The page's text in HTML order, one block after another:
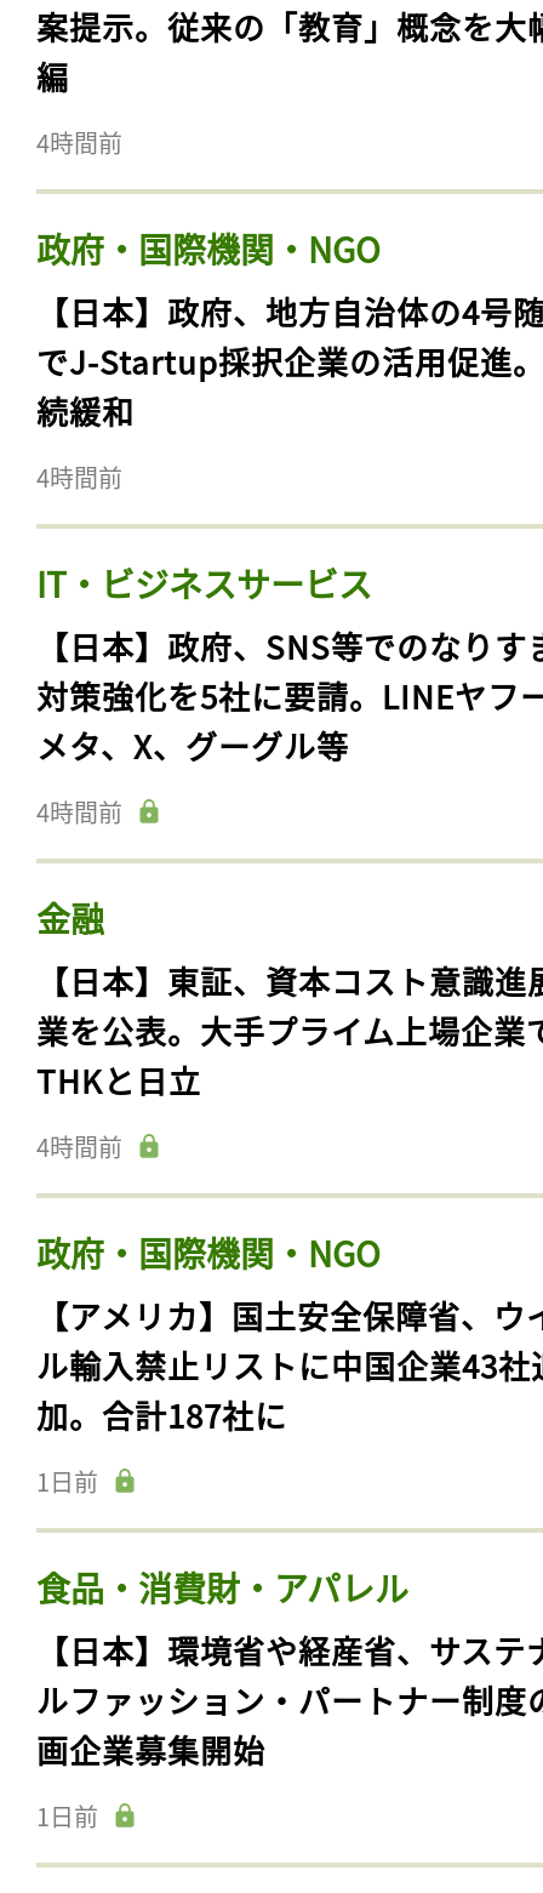
案提示。従来の「教育」概念を大
編
4時間前
政府・国際機関・NGO
【日本】政府、地方自治体の4号
でJ-Startup採択企業の活用促進
続緩和
4時間前
IT・ビジネスサービス
【日本】政府、SNS等でのなりす
対策強化を5社に要請。LINEヤフ
メタ、X、グーグル等
4時間前
金融
【日本】東証、資本コスト意識進
業を公表。大手プライム上場企業
THKと日立
4時間前
政府・国際機関・NGO
【アメリカ】国土安全保障省、ウ
ル輸入禁止リストに中国企業43社
加。合計187社に
1日前
食品・消費財・アパレル
【日本】環境省や経産省、サステ
ルファッション・パートナー制度
画企業募集開始
1日前
ログインが必
ログイン